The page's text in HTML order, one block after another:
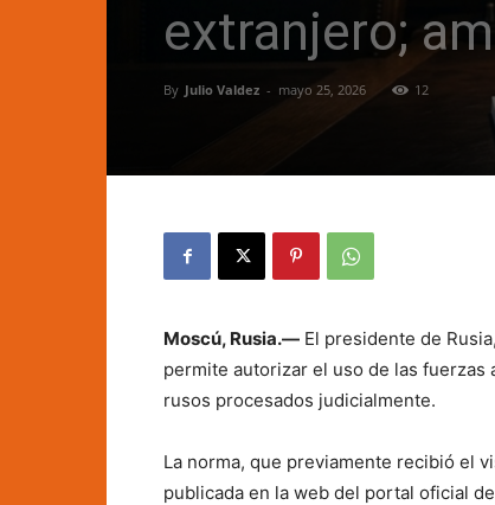
extranjero;
By Julio Valdez - mayo 25, 2026 12
Moscú, Rusia.— El presidente de
permite autorizar el uso de las fuerzas
rusos procesados judicialmente.
La norma, que previamente recibió el
publicada en la web del portal oficial